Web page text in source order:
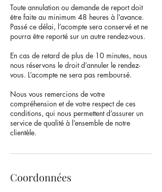
Toute annulation ou demande de report doit
être faite au minimum 48 heures à l’avance.
Passé ce délai, l’acompte sera conservé et ne
pourra être reporté sur un autre rendez-vous.
En cas de retard de plus de 10 minutes, nous
nous réservons le droit d’annuler le rendez-
vous. L’acompte ne sera pas remboursé.
Nous vous remercions de votre
compréhension et de votre respect de ces
conditions, qui nous permettent d’assurer un
service de qualité à l’ensemble de notre
clientèle.
Coordonnées